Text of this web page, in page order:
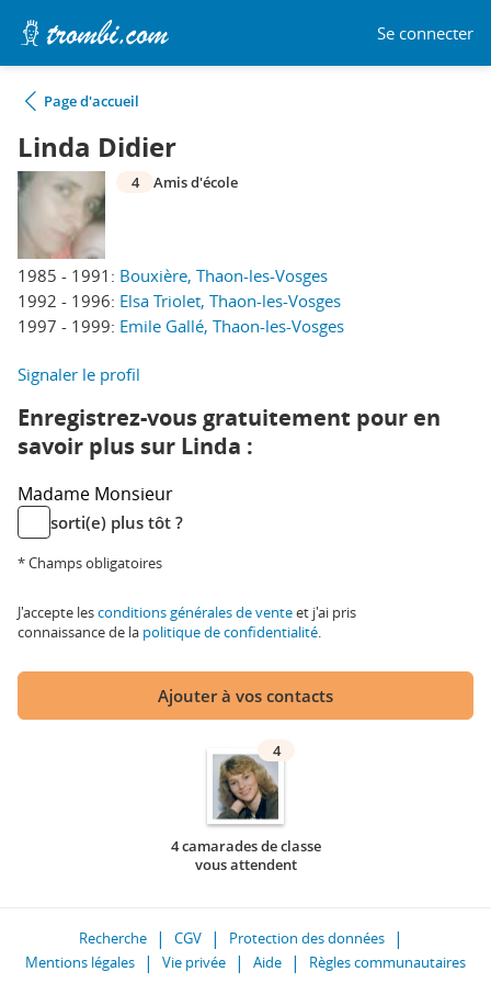
Se connecter
Page d'accueil
Linda Didier
1985 - 1991: Bouxière, Thaon-les-Vosges
1992 - 1996: Elsa Triolet, Thaon-les-Vosges
1997 - 1999: Emile Gallé, Thaon-les-Vosges
4 Amis d'école
Signaler le profil
Enregistrez-vous gratuitement pour en
savoir plus sur Linda :
Madame Monsieur
sorti(e) plus tôt ?
* Champs obligatoires
J'accepte lesconditions générales de venteet j'ai pris
connaissance de la politique de confidentialité.
Ajouter à vos contacts
4
4 camarades de classe
vous attendent
Recherche CGV
Protection des données
Mentions légales
Vie privée Aide Règles communautaires